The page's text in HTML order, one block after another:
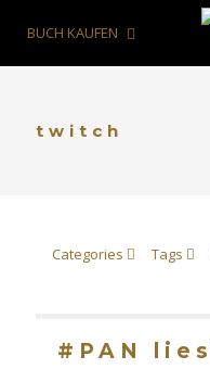
BUCH KAUFEN
twitch
Categories Tags
#PAN